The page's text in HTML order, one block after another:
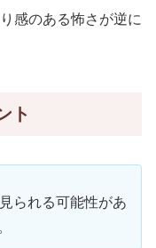
感のある怖さが逆に
ト
られる可能性があ